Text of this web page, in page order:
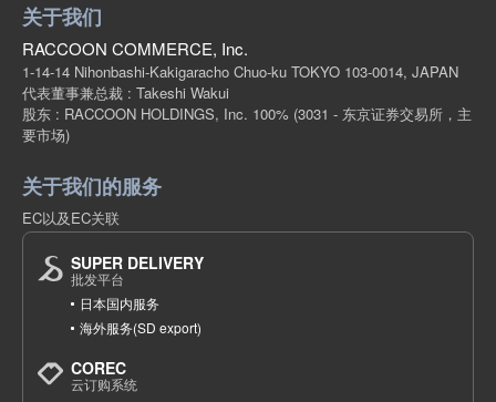
关于我们
RACCOON COMMERCE, Inc.
1-14-14 Nihonbashi-Kakigaracho Chuo-ku TOKYO 103-0014, JAPAN
代表董事兼总裁 : Takeshi Wakui
股东 : RACCOON HOLDINGS, Inc. 100% (3031 - 东京证券交易所，主
要市场)
关于我们的服务
EC以及EC关联
SUPER DELIVERY
批发平台
日本国内服务
海外服务(SD export)
COREC
云订购系统